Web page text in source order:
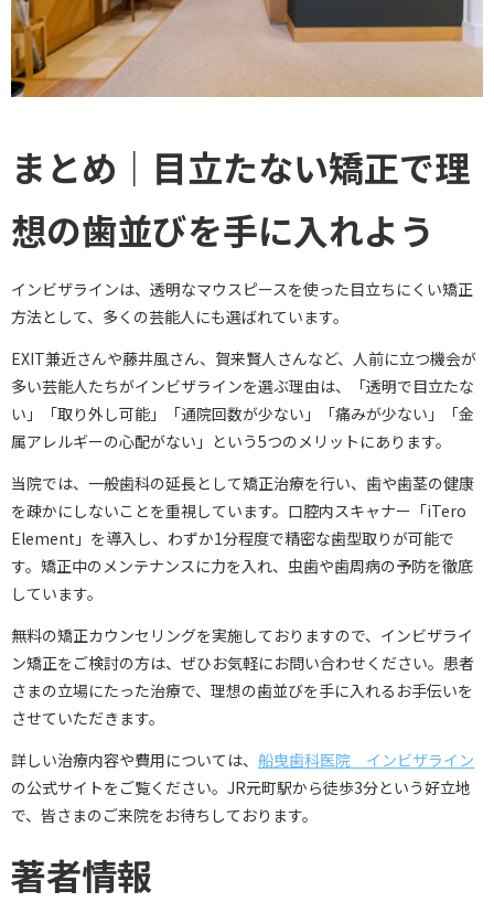
まとめ｜目立たない矯正で理
想の歯並びを手に入れよう
インビザラインは、透明なマウスピースを使った目立ちにくい矯正
方法として、多くの芸能人にも選ばれています。
EXIT兼近さんや藤井風さん、賀来賢人さんなど、人前に立つ機会が
多い芸能人たちがインビザラインを選ぶ理由は、「透明で目立たな
い」「取り外し可能」「通院回数が少ない」「痛みが少ない」「金
属アレルギーの心配がない」という5つのメリットにあります。
当院では、一般歯科の延長として矯正治療を行い、歯や歯茎の健康
を疎かにしないことを重視しています。口腔内スキャナー「iTero
Element」を導入し、わずか1分程度で精密な歯型取りが可能で
す。矯正中のメンテナンスに力を入れ、虫歯や歯周病の予防を徹底
しています。
無料の矯正カウンセリングを実施しておりますので、インビザライ
ン矯正をご検討の方は、ぜひお気軽にお問い合わせください。患者
さまの立場にたった治療で、理想の歯並びを手に入れるお手伝いを
させていただきます。
詳しい治療内容や費用については、 船曳歯科医院 インビザライン
の公式サイトをご覧ください。JR元町駅から徒歩3分という好立地
で、皆さまのご来院をお待ちしております。
著者情報